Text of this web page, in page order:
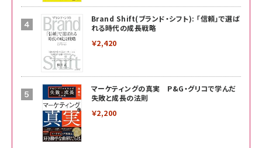
Brand Shift(ブランド・シフト): 「信頼」で選ば
れる時代の成長戦略
￥2,420
マーケティングの真実 P&G・グリコで学んだ
失敗と成長の法則
￥2,200